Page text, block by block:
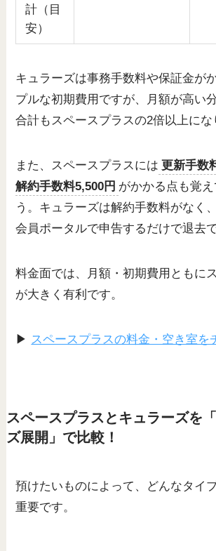
計（目
安）
キュラーズは事務手数料や保証金が
プルな初期費用ですが、月額が高い
合計もスペースプラスの2倍以上にな
また、スペースプラスには 更新手数
解約手数料5,500円 がかかる点も覚
う。キュラーズは解約手数料がなく
会員ポータルで申告するだけで退去
料金面では、月額・初期費用ともに
が大きく有利です。
▶ スペースプラスの料金・空き室を
スペースプラスとキュラーズを
ズ展開」で比較！
預けたいものによって、どんなタイ
重要です。